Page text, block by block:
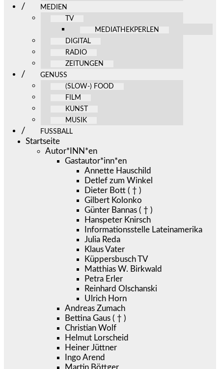
MEDIEN
TV
MEDIATHEKPERLEN
DIGITAL
RADIO
ZEITUNGEN
GENUSS
(SLOW-) FOOD
FILM
KUNST
MUSIK
FUSSBALL
Startseite
Autor*INN*en
Gastautor*inn*en
Annette Hauschild
Detlef zum Winkel
Dieter Bott ( † )
Gilbert Kolonko
Günter Bannas ( † )
Hanspeter Knirsch
Informationsstelle Lateinamerika
Julia Reda
Klaus Vater
Küppersbusch TV
Matthias W. Birkwald
Petra Erler
Reinhard Olschanski
Ulrich Horn
Andreas Zumach
Bettina Gaus ( † )
Christian Wolf
Helmut Lorscheid
Heiner Jüttner
Ingo Arend
Martin Böttger